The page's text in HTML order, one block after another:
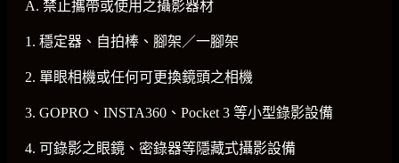
A. 禁止攜帶或使用之攝影器材
1. 穩定器、自拍棒、腳架／一腳架
2. 單眼相機或任何可更換鏡頭之相機
3. GOPRO、INSTA360、Pocket 3 等小型錄影設備
4. 可錄影之眼鏡、密錄器等隱藏式攝影設備